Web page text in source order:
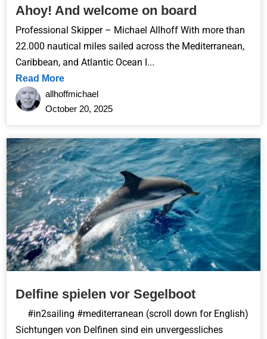
Ahoy! And welcome on board
Professional Skipper – Michael Allhoff With more than
22.000 nautical miles sailed across the Mediterranean,
Caribbean, and Atlantic Ocean I...
Read More
allhoffmichael
October 20, 2025
Delfine spielen vor Segelboot
#in2sailing #mediterranean (scroll down for English)
Sichtungen von Delfinen sind ein unvergessliches